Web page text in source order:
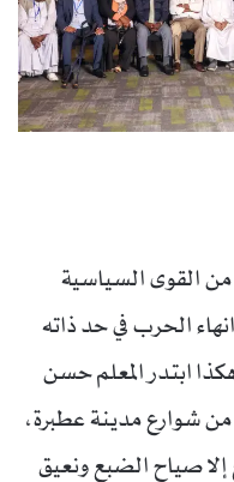
من القوى السياسية
الحرب في حد ذاته
ابتدر المعلم حسن
من شوارع مدينة عطبرة،
صياح الضبع ونعيق